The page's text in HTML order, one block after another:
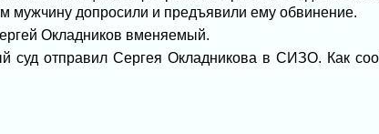
мужчину допросили и предъявили ему обвинение.
Окладников вменяемый.
суд отправил Сергея Окладникова в СИЗО. Как